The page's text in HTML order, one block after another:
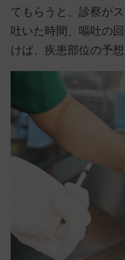
てもらうと、診察が
吐いた時間、嘔吐の
けば、疾患部位の予